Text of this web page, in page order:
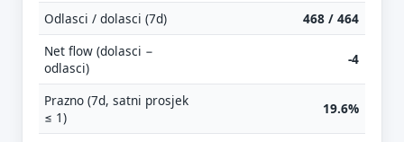
Odlasci / dolasci (7d)
468 / 464
Net flow (dolasci −
odlasci)
-4
Prazno (7d, satni prosjek
≤ 1)
19.6%